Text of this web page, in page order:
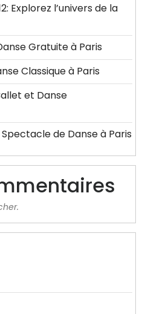
Explorez l’univers de la
Gratuite à Paris
Classique à Paris
et Danse
de Danse à Paris